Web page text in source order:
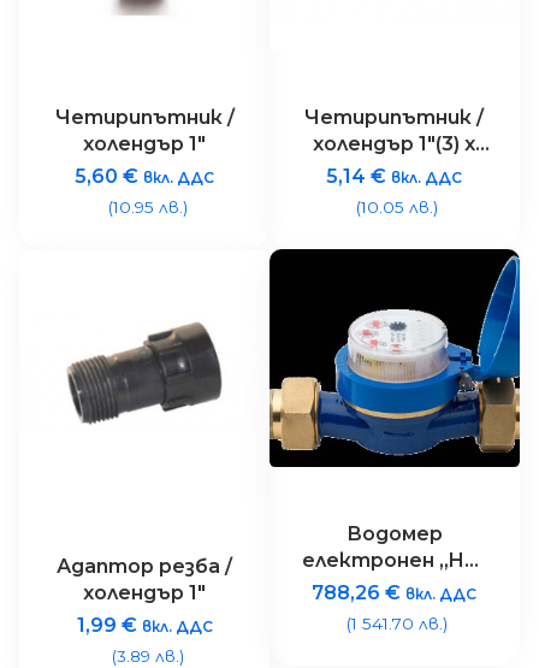
Четирипътник /
холендър 1″
5,60€ вкл. ДДС
(10.95 лв.)
Четирипътник /
холендър 1″(3) х
1″М
5,14€ вкл. ДДС
(10.05 лв.)
Адаптор резба /
холендър 1″
1,99 € вкл. ДДС
(3.89 лв.)
Водомер
електронен „HC-
150-FLOW“ – 1 1/2″
788,26€ вкл. ДДС
(1 541.70 лв.)